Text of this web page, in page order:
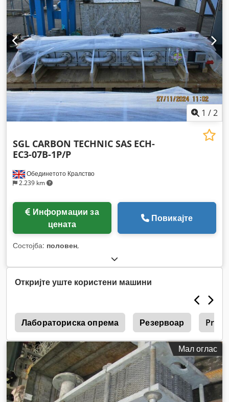
1 /2
Обединетото Кралство
2.239 km
SGL CARBON TECHNIC SAS ECH-
EC3-07B-1P/P
цената
Повикајте
Состојба: половен,
Откријте уште користени машини
Лабораториска опрема Резервоар
Мал оглас